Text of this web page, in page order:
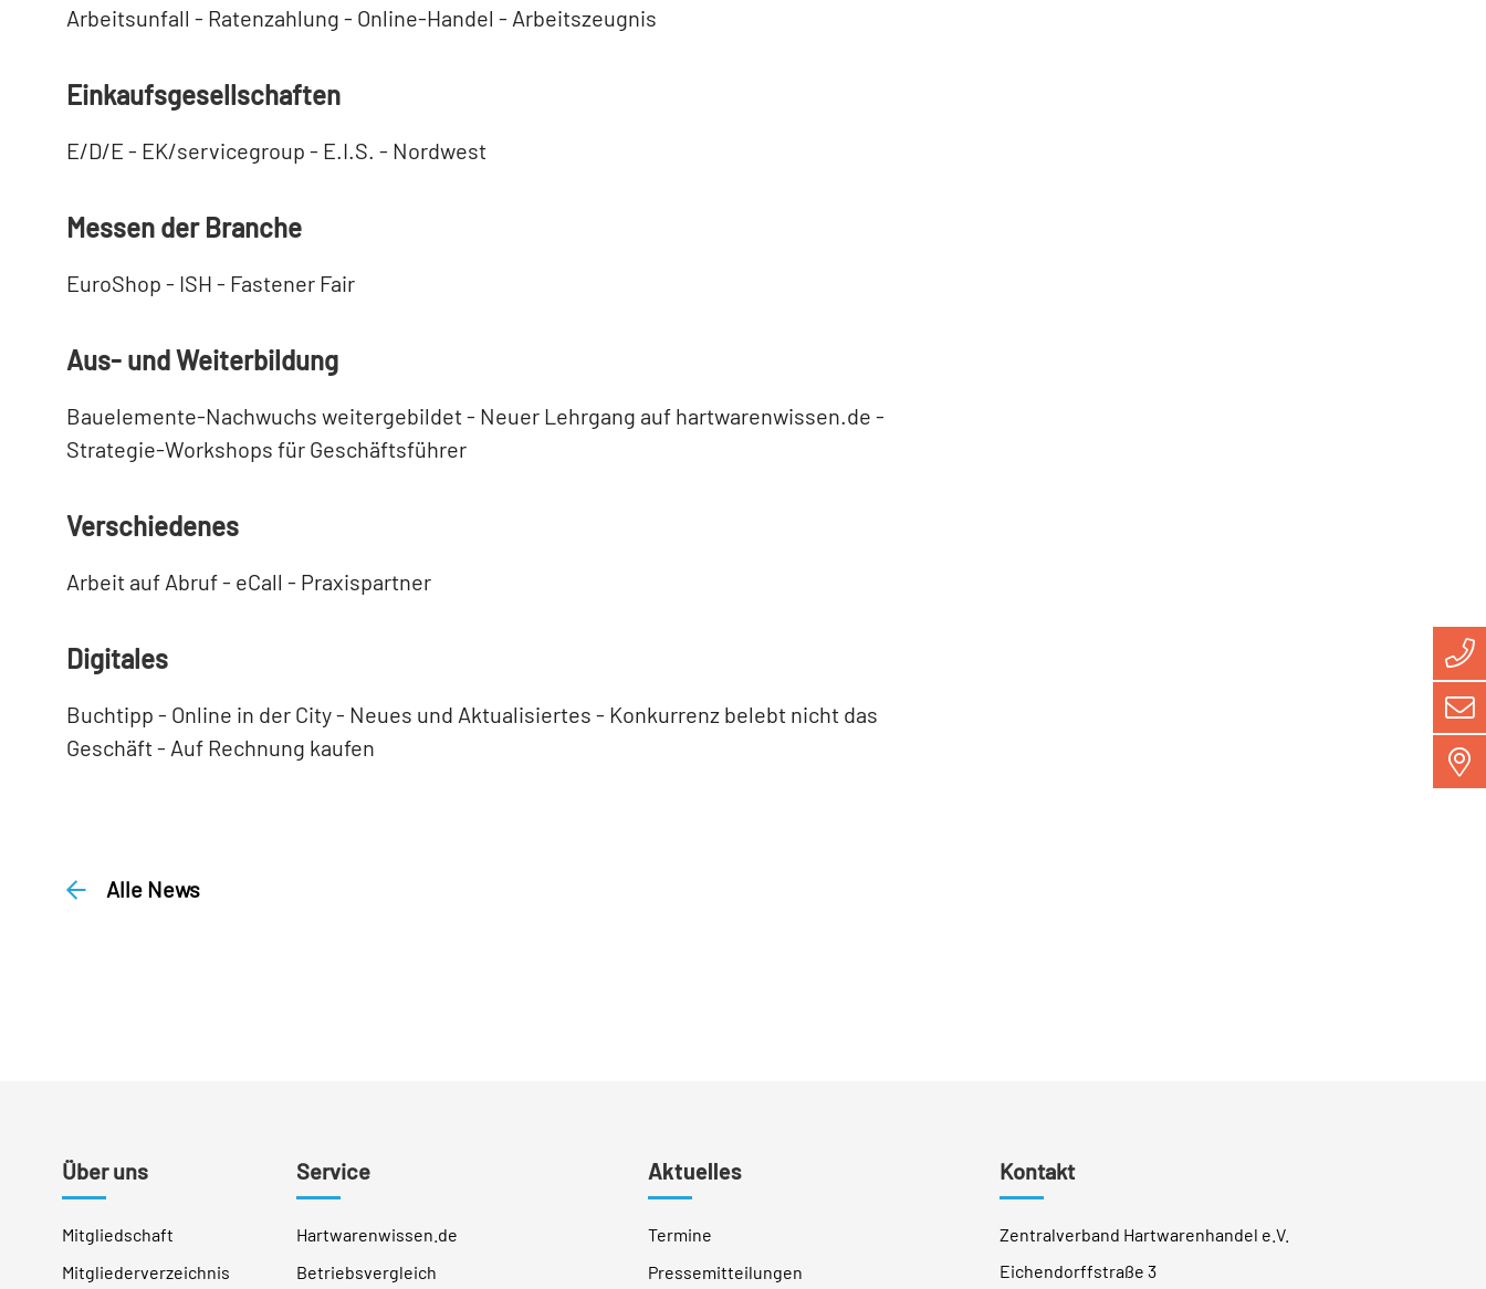
Arbeitsunfall - Ratenzahlung - Online-Handel - Arbeitszeugnis
Einkaufsgesellschaften
E/D/E - EK/servicegroup - E.I.S. - Nordwest
Messen der Branche
EuroShop - ISH - Fastener Fair
Aus- und Weiterbildung
Bauelemente-Nachwuchs weitergebildet - Neuer Lehrgang auf hart­warenwissen.de -
Strategie-Workshops für Geschäftsführer
Verschiedenes
Arbeit auf Abruf - eCall - Praxispartner
Digitales
Buchtipp - Online in der City - Neues und Aktualisiertes - Konkurrenz belebt nicht das
Geschäft - Auf Rechnung kaufen
Alle News
Über uns
Mitgliedschaft
Mitgliederverzeichnis
Service
Hartwarenwissen.de
Betriebsvergleich
Aktuelles
Termine
Pressemitteilungen
Kontakt
Zentralverband Hartwarenhandel e.V.
Eichendorffstraße 3